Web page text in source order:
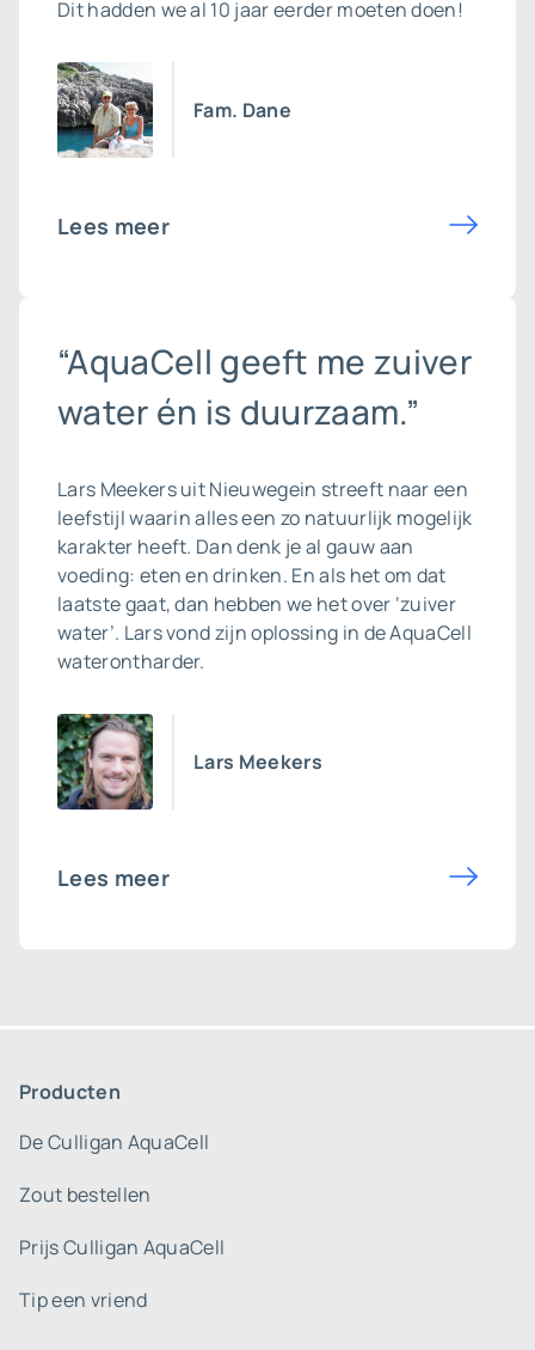
Dit hadden we al 10 jaar eerder moeten doen!
Fam. Dane
Lees meer
“AquaCell geeft me zuiver
water én is duurzaam.”
Lars Meekers uit Nieuwegein streeft naar een
leefstijl waarin alles een zo natuurlijk mogelijk
karakter heeft. Dan denk je al gauw aan
voeding: eten en drinken. En als het om dat
laatste gaat, dan hebben we het over ‘zuiver
water’. Lars vond zijn oplossing in de AquaCell
waterontharder.
Lars Meekers
Lees meer
Producten
De Culligan AquaCell
Zout bestellen
Prijs Culligan AquaCell
Tip een vriend